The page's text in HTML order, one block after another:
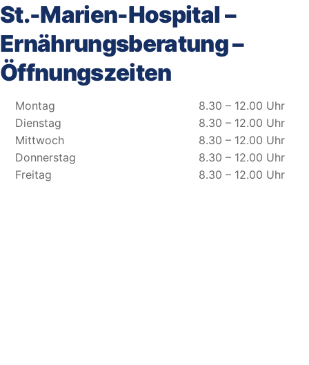
St.-Marien-Hospital –
Ernährungsberatung –
Öffnungszeiten
Montag
Dienstag
Mittwoch
Donnerstag
Freitag
8.30 – 12.00 Uhr
8.30 – 12.00 Uhr
8.30 – 12.00 Uhr
8.30 – 12.00 Uhr
8.30 – 12.00 Uhr